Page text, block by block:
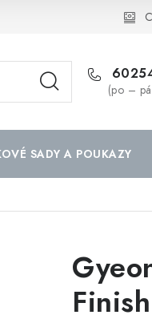
(po –
SADY A POUKAZY